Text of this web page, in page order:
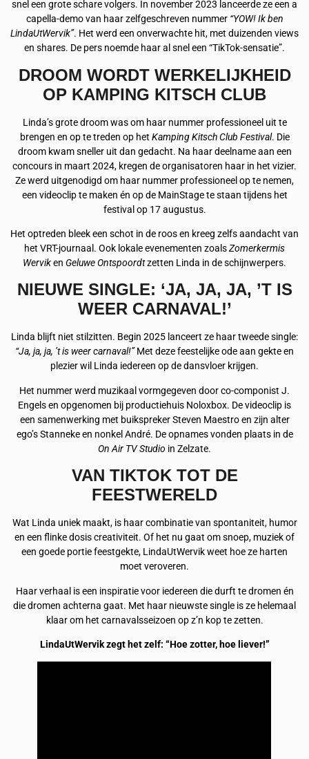
snel een grote schare volgers. In november 2023 lanceerde ze een a
capella-demo van haar zelfgeschreven nummer “YOW! Ik ben
LindaUtWervik”. Het werd een onverwachte hit, met duizenden views
en shares. De pers noemde haar al snel een “TikTok-sensatie”.
DROOM WORDT WERKELIJKHEID
OP KAMPING KITSCH CLUB
Linda’s grote droom was om haar nummer professioneel uit te
brengen en op te treden op het Kamping Kitsch Club Festival. Die
droom kwam sneller uit dan gedacht. Na haar deelname aan een
concours in maart 2024, kregen de organisatoren haar in het vizier.
Ze werd uitgenodigd om haar nummer professioneel op te nemen,
een videoclip te maken én op de MainStage te staan tijdens het
festival op 17 augustus.
Het optreden bleek een schot in de roos en kreeg zelfs aandacht van
het VRT-journaal. Ook lokale evenementen zoalsZomerkermis
Werviken Geluwe Ontspoordtzetten Linda in de schijnwerpers.
NIEUWE SINGLE: ‘JA, JA, JA, ’T IS
WEER CARNAVAL!’
Linda blijft niet stilzitten. Begin 2025 lanceert ze haar tweede single:
“Ja, ja, ja, ’t is weer carnaval!”Met deze feestelijke ode aan gekte en
plezier wil Linda iedereen op de dansvloer krijgen.
Het nummer werd muzikaal vormgegeven door co-componist J.
Engels en opgenomen bij productiehuis Noloxbox. De videoclip is
een samenwerking met buikspreker Steven Maestro en zijn alter
ego’s Stanneke en nonkel André. De opnames vonden plaats in de
On Air TV Studio in Zelzate.
VAN TIKTOK TOT DE
FEESTWERELD
Wat Linda uniek maakt, is haar combinatie van spontaniteit, humor
en een flinke dosis creativiteit. Of het nu gaat om snoep, muziek of
een goede portie feestgekte, LindaUtWervik weet hoe ze harten
moet veroveren.
Haar verhaal is een inspiratie voor iedereen die durft te dromen én
die dromen achterna gaat. Met haar nieuwste single is ze helemaal
klaar om het carnavalsseizoen op z’n kop te zetten.
LindaUtWervik zegt het zelf: “Hoe zotter, hoe liever!”